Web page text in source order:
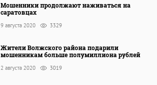
Мошенники продолжают наживаться на
саратовцах
9 августа 2020 3329
Жители Волжского района подарили
мошенникам больше полумиллиона рублей
2 августа 2020 3019